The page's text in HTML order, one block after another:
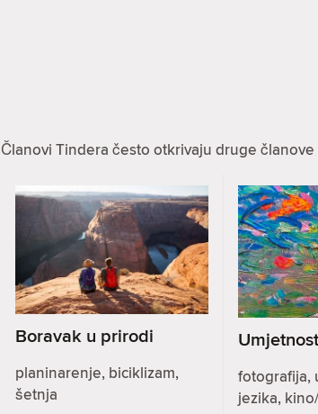
Članovi Tindera često otkrivaju druge
Boravak u prirodi
planinarenje, biciklizam,
šetnja
Umjetnost
fotografija,
jezika,